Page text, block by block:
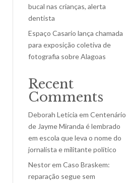
bucal nas crianças, alerta
dentista
Espaço Casario lança chamada
para exposição coletiva de
fotografia sobre Alagoas
Recent
Comments
Deborah Letícia emCentenário
de Jayme Miranda é lembrado
em escola que leva o nome do
jornalista e militante político
NestoremCaso Braskem:
reparação segue sem